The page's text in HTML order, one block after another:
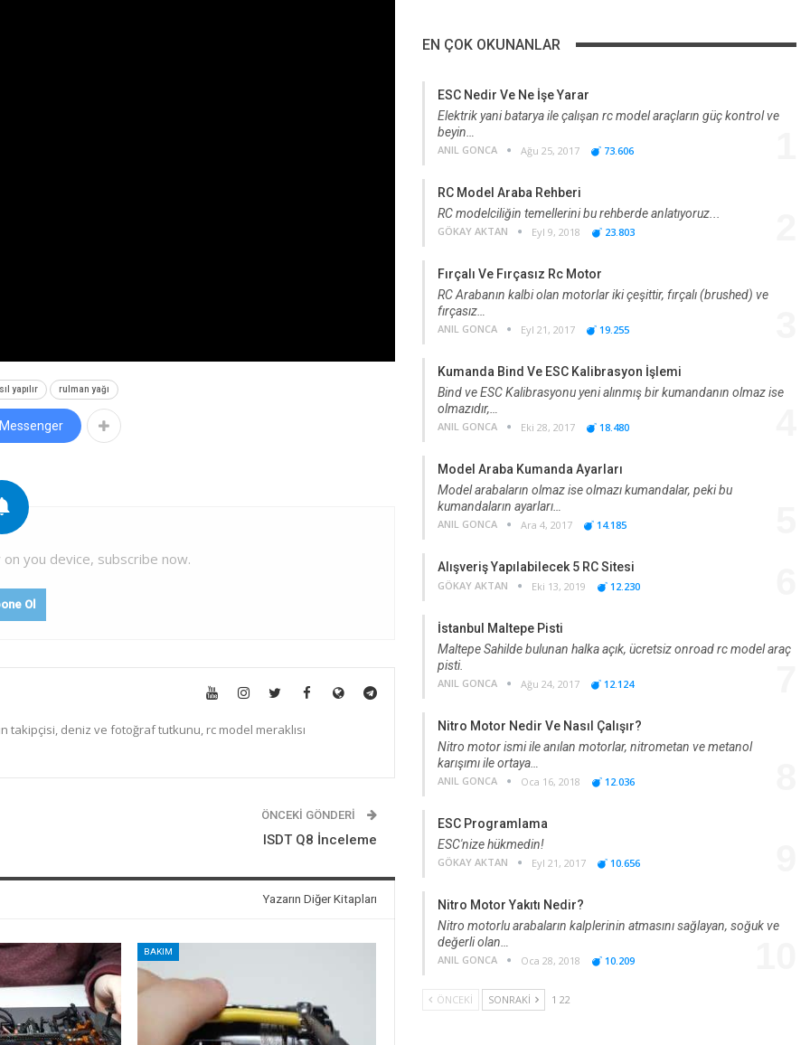
yapılır rulman yağı
you device, subscribe now.
Ol
takipçisi, deniz ve fotoğraf tutkunu, rc model meraklısı
ÖNCEKI GÖNDERI
ISDT Q8 İnceleme
Yazarın Diğer Kitapları
BAKIM
EN ÇOK OKUNANLAR
ESC Nedir Ve Ne İşe Yarar
Elektrik yani batarya ile çalışan rc model araçların güç kontrol ve
beyin…
ANIL GONCA Ağu 25, 2017 73.606
RC Model Araba Rehberi
RC modelciliğin temellerini bu rehberde anlatıyoruz...
GÖKAY AKTAN Eyl 9, 2018 23.803
Fırçalı Ve Fırçasız Rc Motor
RC Arabanın kalbi olan motorlar iki çeşittir, fırçalı (brushed) ve
fırçasız…
ANIL GONCA Eyl 21, 2017 19.255
Kumanda Bind Ve ESC Kalibrasyon İşlemi
Bind ve ESC Kalibrasyonu yeni alınmış bir kumandanın olmaz ise
olmazıdır,…
ANIL GONCA Eki 28, 2017 18.480
Model Araba Kumanda Ayarları
Model arabaların olmaz ise olmazı kumandalar, peki bu
kumandaların ayarları…
ANIL GONCA Ara 4, 2017 14.185
Alışveriş Yapılabilecek 5 RC Sitesi
GÖKAY AKTAN Eki 13, 2019 12.230
İstanbul Maltepe Pisti
Maltepe Sahilde bulunan halka açık, ücretsiz onroad rc model araç
pisti.
ANIL GONCA Ağu 24, 2017 12.124
Nitro Motor Nedir Ve Nasıl Çalışır?
Nitro motor ismi ile anılan motorlar, nitrometan ve metanol
karışımı ile ortaya…
ANIL GONCA Oca 16, 2018 12.036
ESC Programlama
ESC'nize hükmedin!
GÖKAY AKTAN Eyl 21, 2017 10.656
Nitro Motor Yakıtı Nedir?
Nitro motorlu arabaların kalplerinin atmasını sağlayan, soğuk ve
değerli olan…
ANIL GONCA Oca 28, 2018 10.209
ÖNCEKI SONRAKI 1 22